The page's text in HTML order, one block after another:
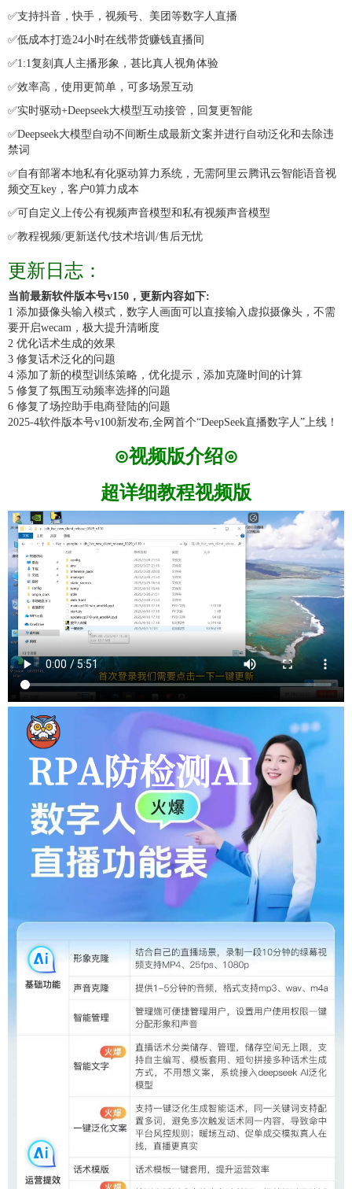
✅支持抖音，快手，视频号、美团 等数字人直播
✅低成本打造24小时在线带货赚钱直播间
✅1:1复刻真人主播形象，甚比真人视角体验
✅效率高，使用更简单，可多场景互动
✅实时驱动+Deepseek大模型互动接管，回复更智能
✅Deepseek大模型自动不间断生成最新文案并进行自动泛化和去除违
禁词
✅自有部署本地私有化驱动算力系统，无需阿里云腾讯云智能语音视
频交互key，客户0算力成本
✅可自定义上传公有视频声音模型和私有视频声音模型
✅教程视频/更新送代/技术培训/售后无忧
更新日志：
当前最新软件版本号v150，更新内容如下:
1 添加摄像头输入模式，数字人画面可以直接输入虚拟摄像头，不需
要开启wecam，极大提升清晰度
2 优化话术生成的效果
3 修复话术泛化的问题
4 添加了新的模型训练策略，优化提示，添加克隆时间的计算
5 修复了氛围互动频率选择的问题
6 修复了场控助手电商登陆的问题
2025-4软件版本号v100新发布,全网首个“DeepSeek直播数字人”上线！
⊙视频版介绍⊙
超详细教程视频版